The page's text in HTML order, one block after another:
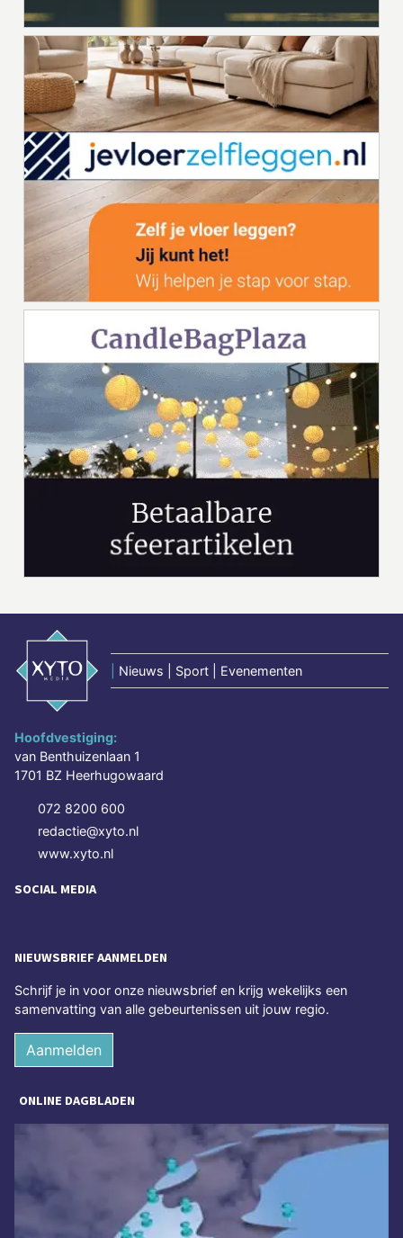
Nieuws | Sport | Evenementen
Hoofdvestiging:
van Benthuizenlaan 1
1701 BZ Heerhugowaard
072 8200 600
redactie@xyto.nl
www.xyto.nl
SOCIAL MEDIA
NIEUWSBRIEF AANMELDEN
Schrijf je in voor onze nieuwsbrief en krijg wekelijks een
samenvatting van alle gebeurtenissen uit jouw regio.
Aanmelden
ONLINE DAGBLADEN